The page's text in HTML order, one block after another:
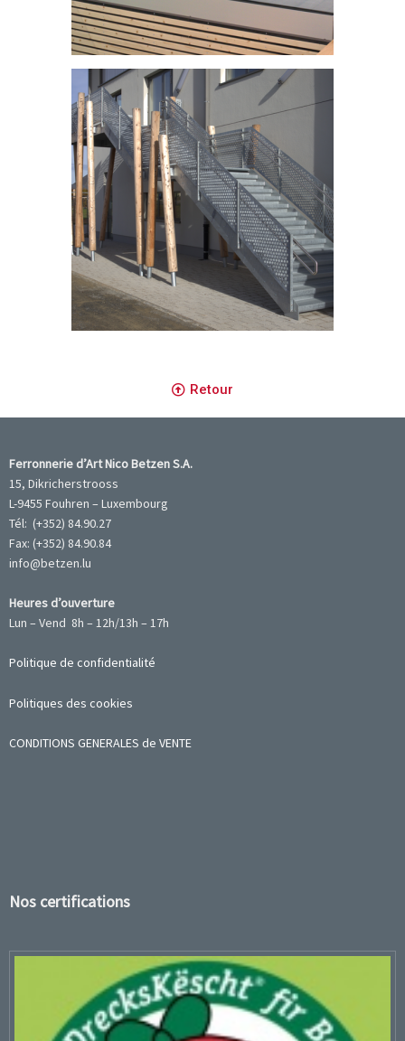
Centre scolaire et structure intégrative - Dahl
Retour
Ferronnerie d’Art Nico Betzen S.A.
15, Dikricherstrooss
L-9455 Fouhren – Luxembourg
Tél: (+352) 84.90.27
Fax: (+352) 84.90.84
info@betzen.lu
Heures d’ouverture
Lun – Vend 8h – 12h/13h – 17h
Politique de confidentialité
Politiques des cookies
CONDITIONS GENERALES de VENTE
Nos certifications